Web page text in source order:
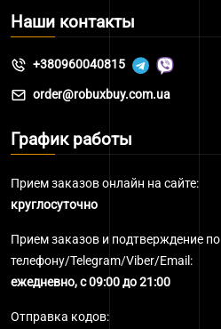
Наши контакты
+380960040815
order@robuxbuy.com.ua
График работы
Прием заказов онлайн на сайте:
круглосуточно
Прием заказов и подтверждение по
телефону/Telegram/Viber/Email:
ежедневно, с 09:00 до 21:00
Отправка кодов: